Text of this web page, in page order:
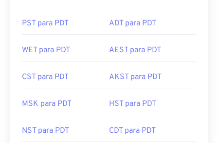
PST para PDT ADT para PDT
WET para PDT AEST para PDT
CST para PDT AKST para PDT
MSK para PDT HST para PDT
NST para PDT CDT para PDT